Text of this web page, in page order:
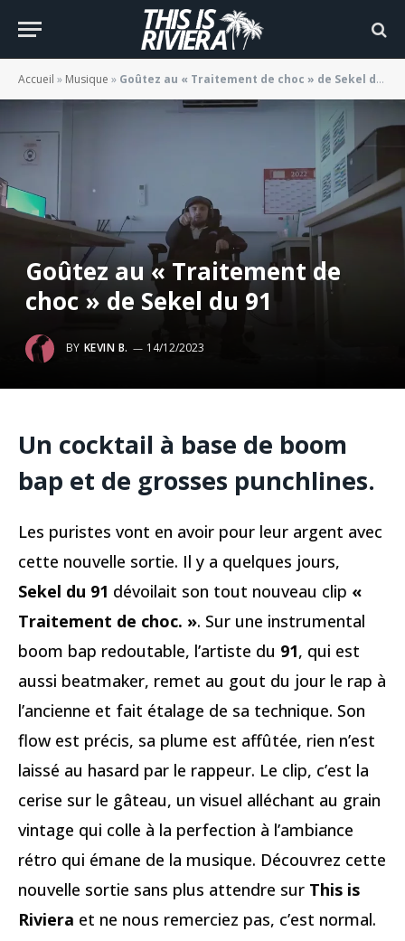
Accueil » Musique » Goûtez au « Traitement de choc » de Sekel du 91
Goûtez au « Traitement de
choc » de Sekel du 91
BY KEVIN B. 14/12/2023
Un cocktail à base de boom
bap et de grosses punchlines.
Les puristes vont en avoir pour leur argent avec
cette nouvelle sortie. Il y a quelques jours,
Sekel du 91 dévoilait son tout nouveau clip «
Traitement de choc. ». Sur une instrumental
boom bap redoutable, l’artiste du 91, qui est
aussi beatmaker, remet au gout du jour le rap à
l’ancienne et fait étalage de sa technique. Son
flow est précis, sa plume est affûtée, rien n’est
laissé au hasard par le rappeur. Le clip, c’est la
cerise sur le gâteau, un visuel alléchant au grain
vintage qui colle à la perfection à l’ambiance
rétro qui émane de la musique. Découvrez cette
nouvelle sortie sans plus attendre sur This is
Riviera et ne nous remerciez pas, c’est normal.